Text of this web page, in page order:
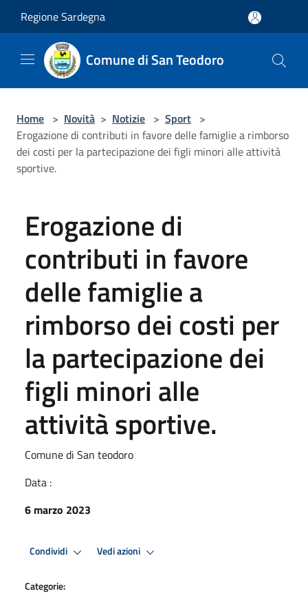
Regione Sardegna
Comune di San Teodoro
Home > Novità > Notizie > Sport >
Erogazione di contributi in favore delle famiglie a rimborso
dei costi per la partecipazione dei figli minori alle attività
sportive.
Erogazione di
contributi in favore
delle famiglie a
rimborso dei costi per
la partecipazione dei
figli minori alle
attività sportive.
Comune di San teodoro
Data :
6 marzo 2023
Condividi Vedi azioni
Categorie: